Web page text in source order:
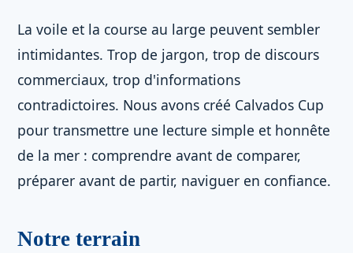
La voile et la course au large peuvent sembler
intimidantes. Trop de jargon, trop de discours
commerciaux, trop d'informations
contradictoires. Nous avons créé Calvados Cup
pour transmettre une lecture simple et honnête
de la mer : comprendre avant de comparer,
préparer avant de partir, naviguer en confiance.
Notre terrain